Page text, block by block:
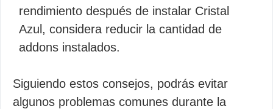
rendimiento después de instalar Cristal
Azul, considera reducir la cantidad de
addons instalados.
Siguiendo estos consejos, podrás evitar
algunos problemas comunes durante la